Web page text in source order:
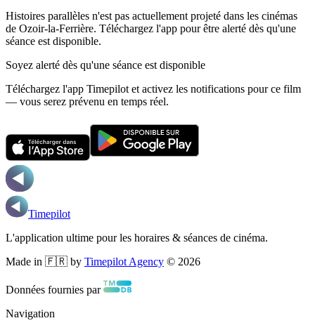
Histoires parallèles n'est pas actuellement projeté dans les cinémas
de Ozoir-la-Ferrière. Téléchargez l'app pour être alerté dès qu'une
séance est disponible.
Soyez alerté dès qu'une séance est disponible
Téléchargez l'app Timepilot et activez les notifications pour ce film
— vous serez prévenu en temps réel.
Timepilot
L'application ultime pour les horaires & séances de cinéma.
Made in 🇫🇷 by Timepilot Agency © 2026
Données fournies par
Navigation